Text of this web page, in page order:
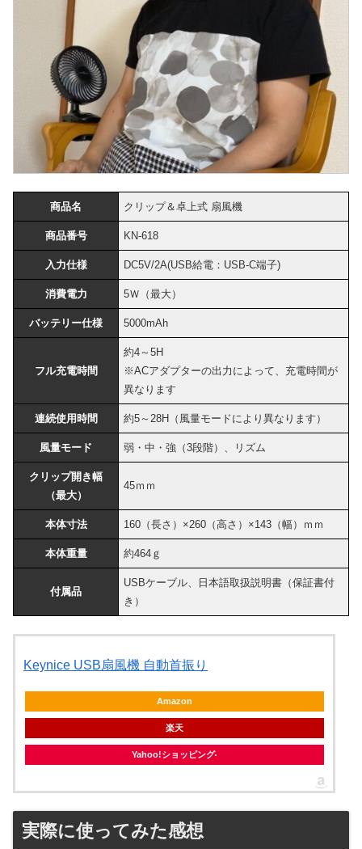
商品名 クリップ＆卓上式 扇風機
商品番号 KN-618
入力仕様 DC5V/2A(USB給電：USB-C端子)
消費電力 5Ｗ（最大）
バッテリー仕様 5000mAh
フル充電時間
約4～5H
※ACアダプターの出力によって、充電時間が
異なります
連続使用時間 約5～28H（風量モードにより異なります）
風量モード 弱・中・強（3段階）、リズム
クリップ開き幅
（最大）
45ｍｍ
本体寸法 160（長さ）×260（高さ）×143（幅）ｍｍ
本体重量 約464ｇ
付属品
USBケーブル、日本語取扱説明書（保証書付
き）
Keynice USB扇風機 自動首振り
Amazon
楽天
Yahoo!ショッピング
実際に使ってみた感想